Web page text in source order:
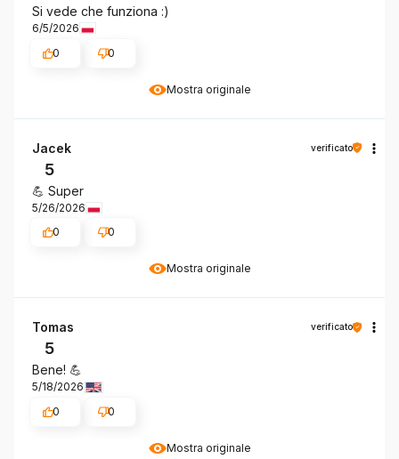
Mostra originale
Si vede che funziona :)
6/5/2026
0
0
Mostra originale
Jacek verificato
5
💪 Super
5/26/2026
0
0
Mostra originale
Tomas verificato
5
Bene! 💪
5/18/2026
0
0